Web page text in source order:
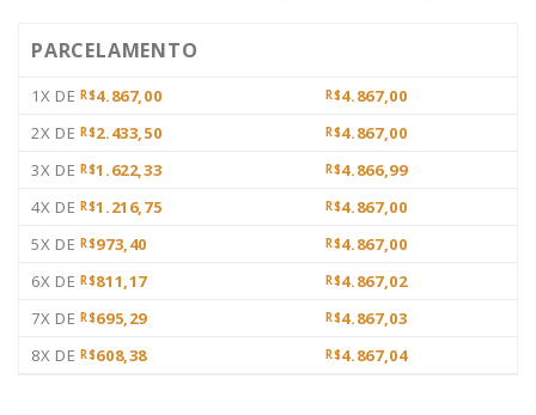
PARCELAMENTO
1X DE R$4.867,00 R$4.867,00
2X DE R$2.433,50 R$4.867,00
3X DE R$1.622,33 R$4.866,99
4X DE R$1.216,75 R$4.867,00
5X DE R$973,40 R$4.867,00
6X DE R$811,17 R$4.867,02
7X DE R$695,29 R$4.867,03
8X DE R$608,38 R$4.867,04